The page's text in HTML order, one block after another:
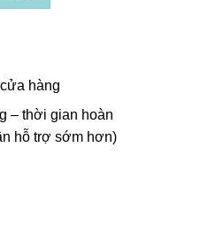
hàng
– thời gian hoàn
hỗ trợ sớm hơn)